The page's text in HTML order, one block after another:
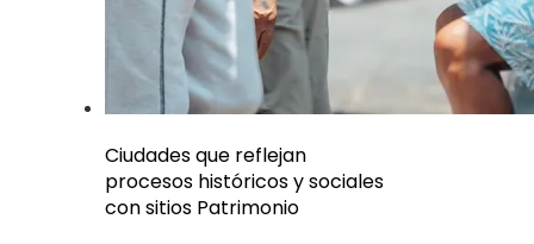
Ciudades que reflejan
procesos históricos y sociales
con sitios Patrimonio